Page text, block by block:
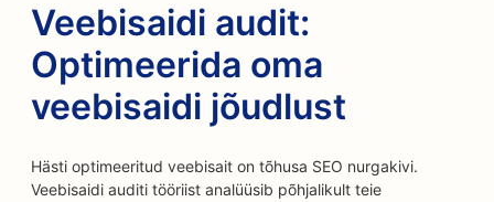
Veebisaidi audit:
Optimeerida oma
veebisaidi jõudlust
Hästi optimeeritud veebisait on tõhusa SEO nurgakivi.
Veebisaidi auditi tööriist analüüsib põhjalikult teie